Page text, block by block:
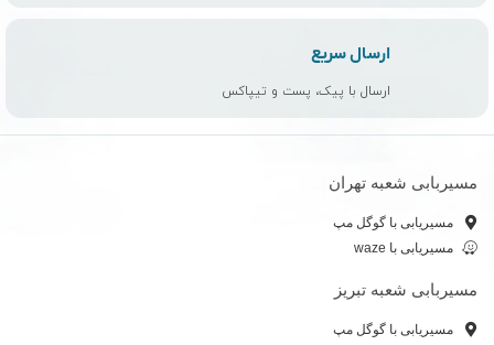
ارسال سریع
ارسال با پیک، پست و تیپاکس
مسیربابی شعبه تهران
مسیریابی با گوگل مپ
مسیریابی با waze
مسیربابی شعبه تبریز
مسیریابی با گوگل مپ